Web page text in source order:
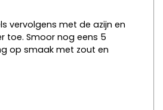
vervolgens met de azijn en
toe. Smoor nog eens 5
op smaak met zout en